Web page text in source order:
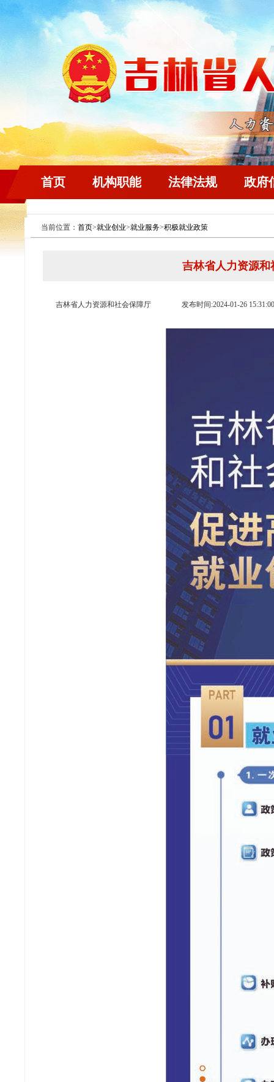
首页 机构职能 法律法规 政府
当前位置： 首页>就业创业>就业服务>积极就业政策
吉林省人力资源
吉林省人力资源和社会保障厅 发布时间:2024-01-26 15:31:00